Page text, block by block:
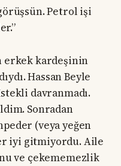
Petrol işi
erkek kardeşinin
Hassan Beyle
davranmadı.
Sonradan
(veya yeğen
iyi gitmiyordu. Aile
ve çekememezlik